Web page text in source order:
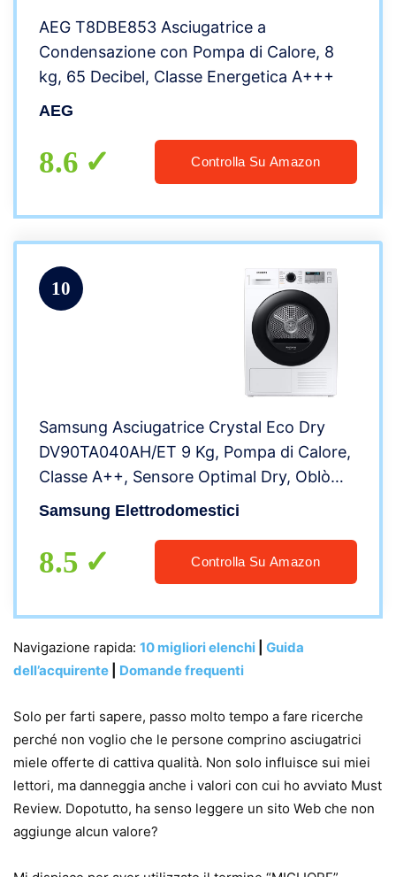
AEG T8DBE853 Asciugatrice a
Condensazione con Pompa di Calore, 8
kg, 65 Decibel, Classe Energetica A+++
AEG
8.6 Controlla Su Amazon
10
Samsung Asciugatrice Crystal Eco Dry
DV90TA040AH/ET 9 Kg, Pompa di Calore,
Classe A++, Sensore Optimal Dry, Oblò
reversibile, Carica Frontale, 60l x 85h x
Samsung Elettrodomestici
8.5 Controlla Su Amazon
Navigazione rapida: 10 migliori elenchi
Guida
dell’acquirente
Domande frequenti
Solo per farti sapere, passo molto tempo a fare ricerche
perché non voglio che le persone comprino asciugatrici
miele offerte di cattiva qualità. Non solo influisce sui miei
lettori, ma danneggia anche i valori con cui ho avviato Must
Review. Dopotutto, ha senso leggere un sito Web che non
aggiunge alcun valore?